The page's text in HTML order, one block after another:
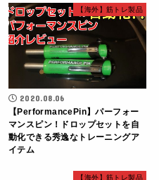
【海外】筋トレ製品
2020.08.06
【PerformancePin】パーフォー
マンスピン！ドロップセットを自
動化できる秀逸なトレーニングア
イテム
【海外】筋トレ製品